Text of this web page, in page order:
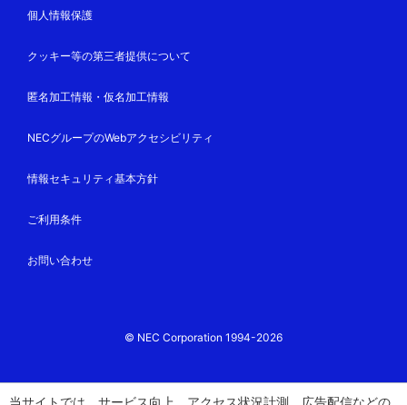
当サイトでは、サービス向上、アクセス状況計測、広告配信などの
個人情報保護
クッキー等の第三者提供について
匿名加工情報・仮名加工情報
NECグループのWebアクセシビリティ
情報セキュリティ基本方針
ご利用条件
お問い合わせ
© NEC Corporation 1994-2026